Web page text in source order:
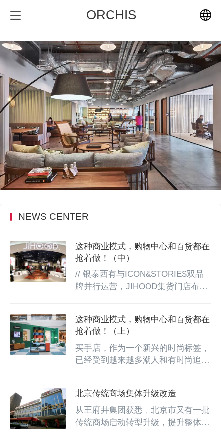
ORCHIS
中文
English
NEWS CENTER
这种商业模式，购物中心和百货都在
抢着做！（中）
// 银泰西有与ICON&STORIES双品
牌并行运营，JIHOOD集货门店布局
ICON&STORIES商标，银泰百货西
有全球好店和ICON&STORIES也由
此将实现双品牌并行的运营模式；
2022年5月，北京多家线下
示，自营买手店是其提升自身时尚影
响力的重...
这种商业模式，购物中心和百货都在
抢着做！（上）
买手店，作为一个新兴的时尚标签，
已经受到越来越多潮人和有时尚追求
引有影响力、品味成熟的购物者的重
要渠道之一，乃至成为百货和购物中
心转型的重要方向。买手店是一种由
北京传统商场集体升级改造
从王府井集团获悉，北京市又有一批
传统商场启动转型升级，提升整体购